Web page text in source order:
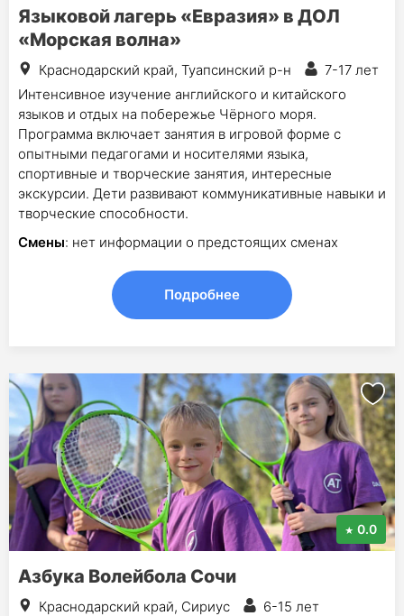
Языковой лагерь «Евразия» в ДОЛ
«Морская волна»
Краснодарский край, Туапсинский р-н
7-17 лет
Интенсивное изучение английского и китайского
языков и отдых на побережье Чёрного моря.
Программа включает занятия в игровой форме с
опытными педагогами и носителями языка,
спортивные и творческие занятия, интересные
экскурсии. Дети развивают коммуникативные навыки и
творческие способности.
Смены: нет информации о предстоящих сменах
Подробнее
0.0
Азбука Волейбола Сочи
Краснодарский край, Сириус
6-15 лет